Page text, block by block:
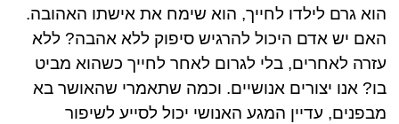
הוא גרם לילדו לחייך, הוא שימח את אישתו האהובה.
האם יש אדם היכול להרגיש סיפוק ללא אהבה? ללא
עזרה לאחרים, בלי לגרום לאחר לחייך כשהוא מביט
בו? אנו יצורים אנושיים. וכמה שתאמרי שהאושר בא
מבפנים, עדיין המגע האנושי יכול לסייע לשיפור